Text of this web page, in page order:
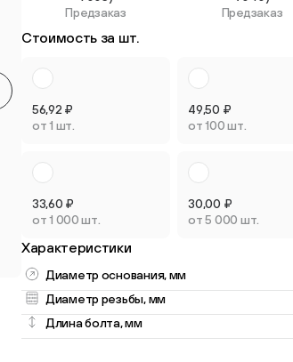
Предзаказ
Предзаказ
Стоимость за шт.
56,92 ₽
от 1 шт.
49,50 ₽
от 100 шт.
33,60 ₽
от 1 000 шт.
30,00 ₽
от 5 000 шт.
Характеристики
Диаметр основания, мм
Диаметр резьбы, мм
Длина болта, мм
Круглые мебельные опоры
Опоры колёсные
3 товара